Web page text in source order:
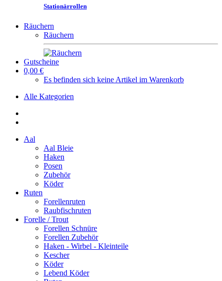
Stationärrollen
Räuchern
Räuchern
Gutscheine
0,00 €
Es befinden sich keine Artikel im Warenkorb
Alle Kategorien
Aal
Aal Bleie
Haken
Posen
Zubehör
Köder
Ruten
Forellenruten
Raubfischruten
Forelle / Trout
Forellen Schnüre
Forellen Zubehör
Haken - Wirbel - Kleinteile
Kescher
Köder
Lebend Köder